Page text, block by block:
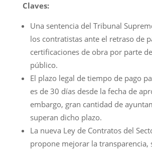
Claves:
Una sentencia del Tribunal
los contratistas ante el retraso de
certificaciones de obra por parte
público.
El plazo legal de tiempo de pago
es de 30 días desde la fecha de
embargo, gran cantidad de
superan dicho plazo.
La nueva Ley de Contratos del
propone mejorar la transparencia,